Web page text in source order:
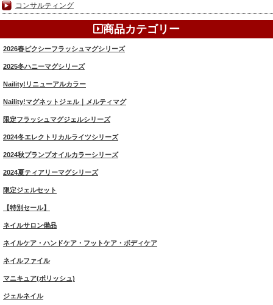
コンサルティング
商品カテゴリー
2026春ピクシーフラッシュマグシリーズ
2025冬ハニーマグシリーズ
Naility!リニューアルカラー
Naility!マグネットジェル｜メルティマグ
限定フラッシュマグジェルシリーズ
2024冬エレクトリカルライツシリーズ
2024秋プランプオイルカラーシリーズ
2024夏ティアリーマグシリーズ
限定ジェルセット
【特別セール】
ネイルサロン備品
ネイルケア・ハンドケア・フットケア・ボディケア
ネイルファイル
マニキュア(ポリッシュ)
ジェルネイル